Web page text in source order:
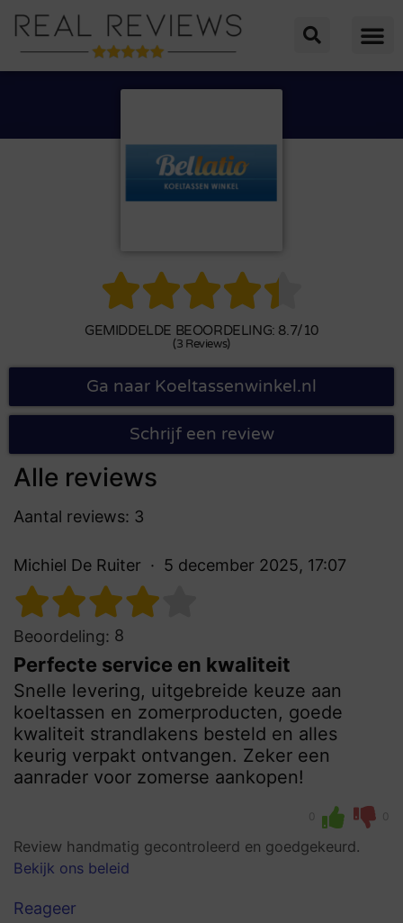

GEMIDDELDE BEOORDELING: 8.7/10
(3 Reviews)
Ga naar Koeltassenwinkel.nl
Schrijf een review
Alle reviews
Aantal reviews: 3
Michiel De Ruiter 5 december 2025, 17:07
Beoordeling: 8
Perfecte service en kwaliteit
Snelle levering, uitgebreide keuze aan
koeltassen en zomerproducten, goede
kwaliteit strandlakens besteld en alles
keurig verpakt ontvangen. Zeker een
aanrader voor zomerse aankopen!
0 0
Review handmatig gecontroleerd en goedgekeurd.
Bekijk ons beleid
Reageer